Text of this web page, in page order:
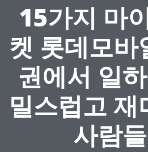
15가지 마
켓 롯데모바
권에서 일
밀스럽고 재
사람들